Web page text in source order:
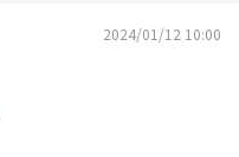
2024/01/12 10:00